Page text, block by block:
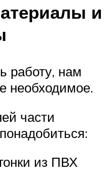
и
работу, нам
необходимое.
части
из ПВХ